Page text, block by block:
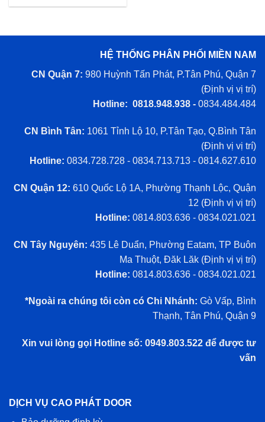
HỆ THỐNG PHÂN PHỐI MIỀN NAM
CN Quận 7: 980 Huỳnh Tấn Phát, P.Tân Phú, Quận 7
(Định vị vị trí)
Hotline: 0818.948.938 - 0834.484.484
CN Bình Tân: 1061 Tỉnh Lộ 10, P.Tân Tạo, Q.Bình Tân
(Định vị vị trí)
Hotline: 0834.728.728 - 0834.713.713 - 0814.627.610
CN Quận 12: 610 Quốc Lộ 1A, Phường Thạnh Lộc, Quận
12 (Định vị vị trí)
Hotline: 0814.803.636 - 0834.021.021
CN Tây Nguyên: 435 Lê Duẩn, Phường Eatam, TP Buôn
Ma Thuột, Đăk Lăk (Định vị vị trí)
Hotline: 0814.803.636 - 0834.021.021
*Ngoài ra chúng tôi còn có Chi Nhánh: Gò Vấp, Bình
Thạnh, Tân Phú, Quận 9
Xin vui lòng gọi Hotline số: 0949.803.522 để được tư
vấn
DỊCH VỤ CAO PHÁT DOOR